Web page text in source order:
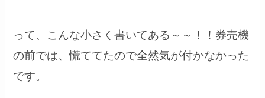
って、こんな小さく書いてある～～！！券売機
の前では、慌ててたので全然気が付かなかった
です。